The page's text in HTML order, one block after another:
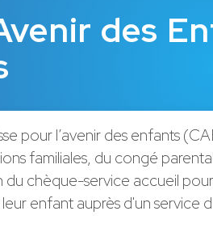
des
pour l’avenir des enfants
familiales, du congé
du chèque-service accueil
leur enfant auprès d'un service